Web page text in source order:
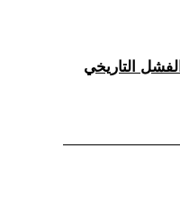
التاريخي